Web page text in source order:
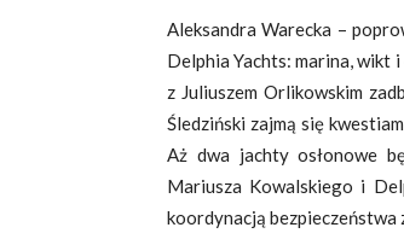
Aleksandra Warecka –
Delphia Yachts: marina, wikt
z Juliuszem Orlikowskim
Śledziński zajmą się
Aż dwa jachty osłonowe
Mariusza Kowalskiego i
koordynacją bezpieczeństwa